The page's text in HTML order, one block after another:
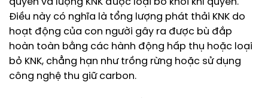
quyển và lượng KNK được loại bỏ khỏi khí quyển.
Điều này có nghĩa là tổng lượng phát thải KNK do
hoạt động của con người gây ra được bù đắp
hoàn toàn bằng các hành động hấp thụ hoặc loại
bỏ KNK, chẳng hạn như trồng rừng hoặc sử dụng
công nghệ thu giữ carbon.